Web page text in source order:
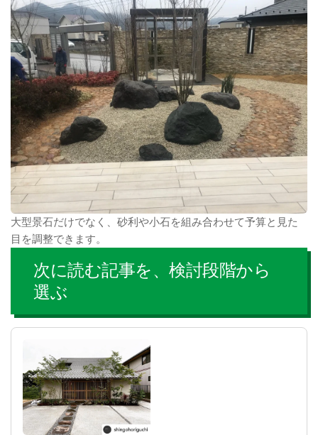
大型景石だけでなく、砂利や小石を組み合わせて予算と見た
目を調整できます。
次に読む記事を、検討段階から
選ぶ